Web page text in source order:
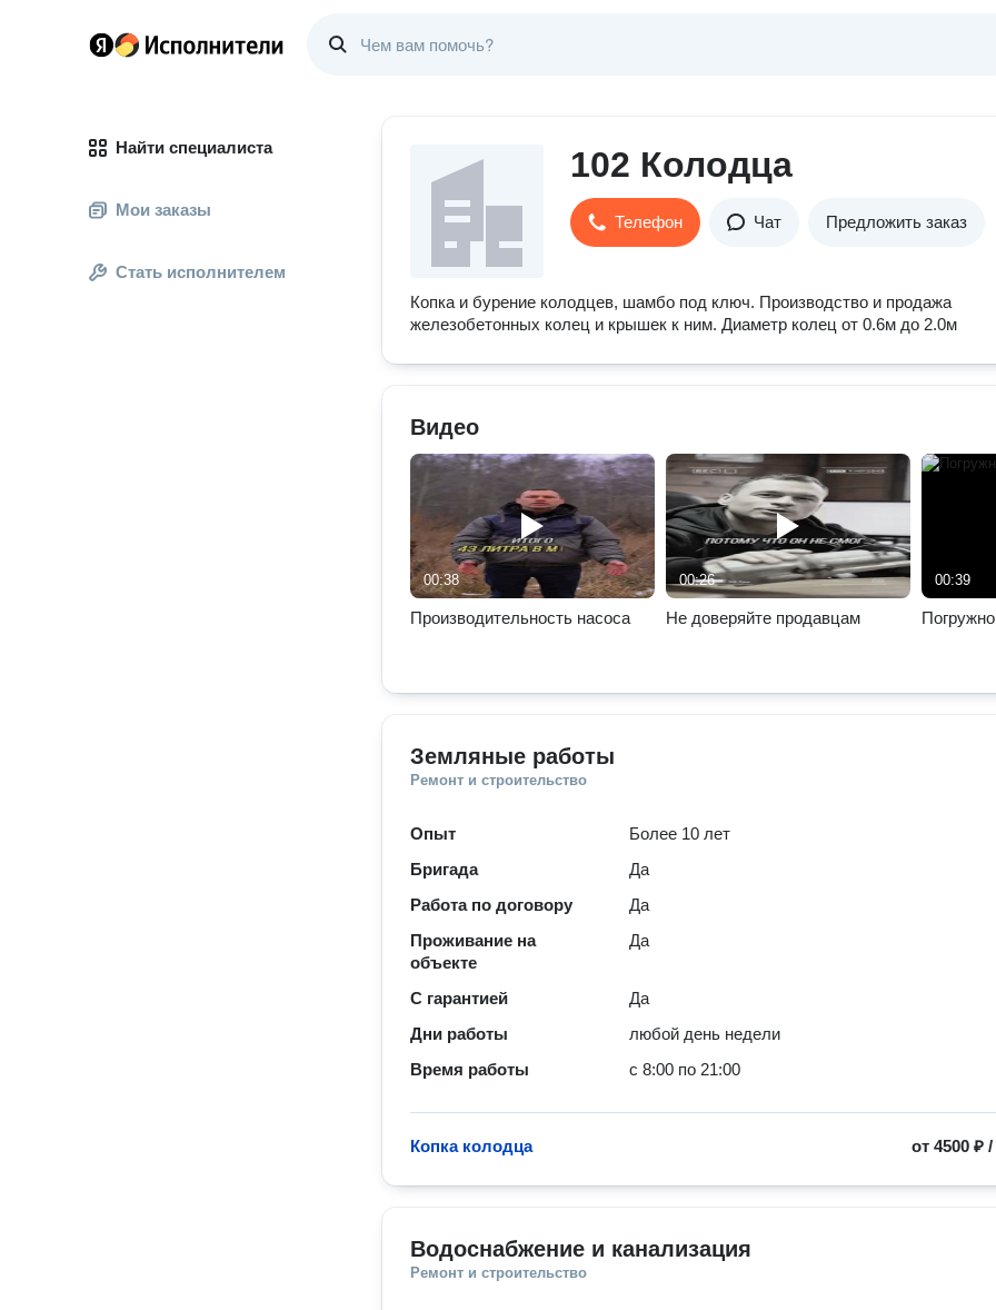
Найти специалиста
Мои заказы
Стать исполнителем
102 Колодца
Телефон Чат Предложить заказ
Копка и бурение колодцев, шамбо под ключ. Производство и продажа
железобетонных колец и крышек к ним. Диаметр колец от 0.6м до 2.0м
Видео
00:38
Производительность насоса
00:26
Не доверяйте продавцам
00:39
Земляные работы
Ремонт и строительство
Опыт
Более 10 лет
Бригада
Да
Работа по договору
Да
Проживание на
объекте
Да
С гарантией
Да
Дни работы
любой день недели
Время работы
с 8:00 по 21:00
от4500 ₽ /
Копка колодца
Водоснабжение и канализация
Ремонт и строительство